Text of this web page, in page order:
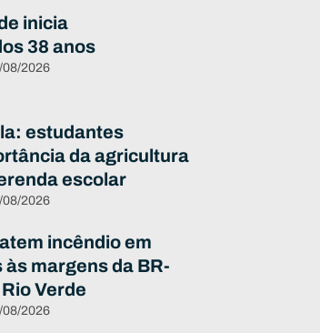
inicia
38 anos
08/2026
estudantes
da agricultura
escolar
08/2026
incêndio em
margens da BR-
Verde
08/2026